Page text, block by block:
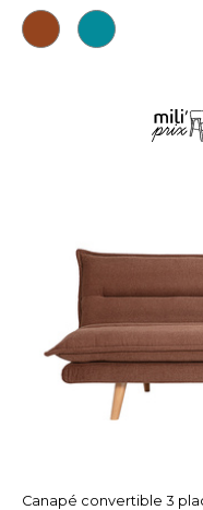
Canapé convertible 3